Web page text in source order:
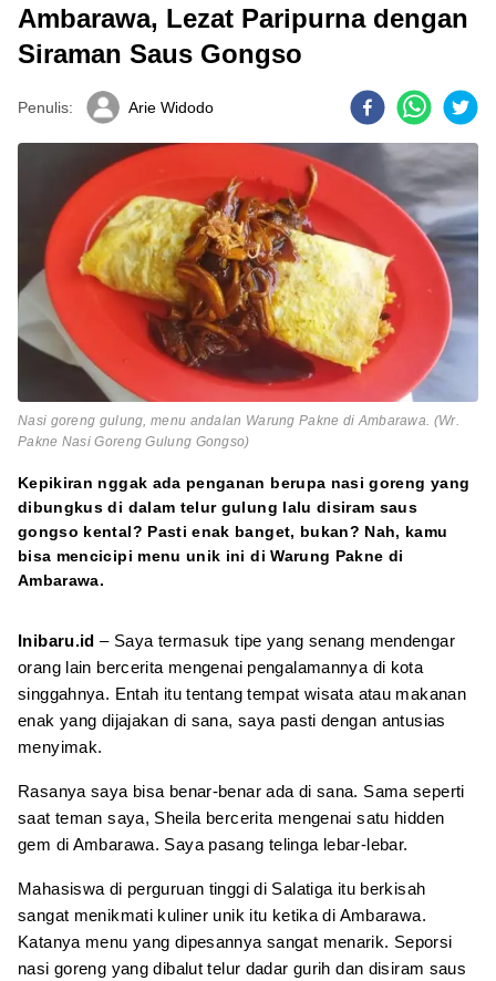
Ambarawa, Lezat Paripurna dengan
Siraman Saus Gongso
Penulis: Arie Widodo
Nasi goreng gulung, menu andalan Warung Pakne di Ambarawa. (Wr.
Pakne Nasi Goreng Gulung Gongso)
Kepikiran nggak ada penganan berupa nasi goreng yang
dibungkus di dalam telur gulung lalu disiram saus
gongso kental? Pasti enak banget, bukan? Nah, kamu
bisa mencicipi menu unik ini di Warung Pakne di
Ambarawa.
Inibaru.id– Saya termasuk tipe yang senang mendengar
orang lain bercerita mengenai pengalamannya di kota
singgahnya. Entah itu tentang tempat wisata atau makanan
enak yang dijajakan di sana, saya pasti dengan antusias
menyimak.
Rasanya saya bisa benar-benar ada di sana. Sama seperti
saat teman saya, Sheila bercerita mengenai satu hidden
gem di Ambarawa. Saya pasang telinga lebar-lebar.
Mahasiswa di perguruan tinggi di Salatiga itu berkisah
sangat menikmati kuliner unik itu ketika di Ambarawa.
Katanya menu yang dipesannya sangat menarik. Seporsi
nasi goreng yang dibalut telur dadar gurih dan disiram saus